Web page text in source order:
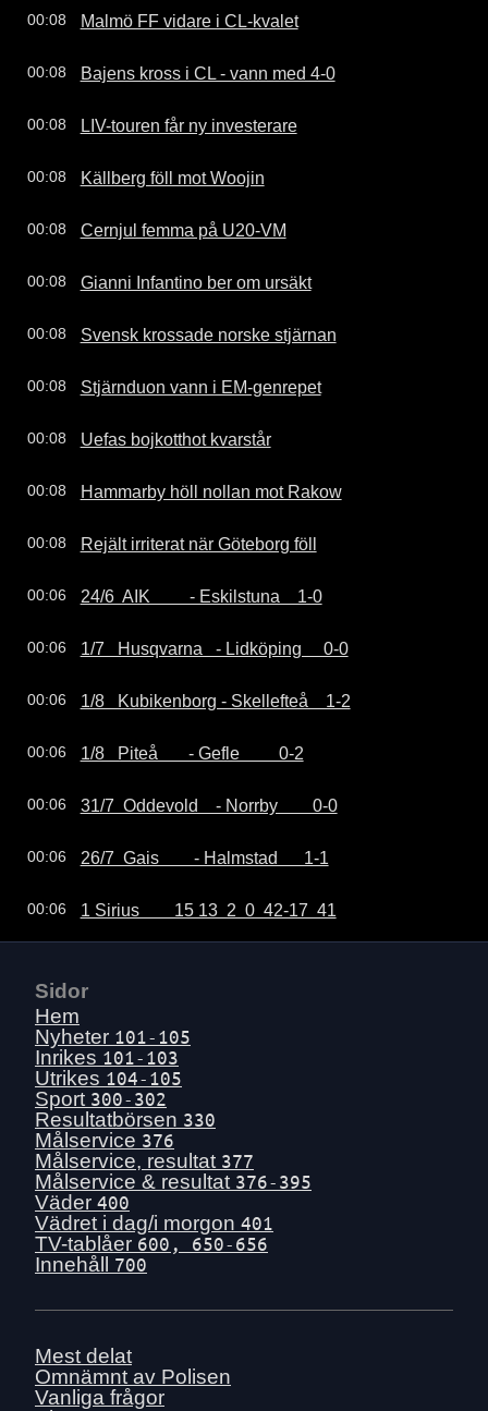
00:08 Malmö FF vidare i CL-kvalet
00:08 Bajens kross i CL - vann med 4-0
00:08 LIV-touren får ny investerare
00:08 Källberg föll mot Woojin
00:08 Cernjul femma på U20-VM
00:08 Gianni Infantino ber om ursäkt
00:08 Svensk krossade norske stjärnan
00:08 Stjärnduon vann i EM-genrepet
00:08 Uefas bojkotthot kvarstår
00:08 Hammarby höll nollan mot Rakow
00:08 Rejält irriterat när Göteborg föll
00:06 24/6  AIK         - Eskilstuna    1-0
00:06 1/7   Husqvarna   - Lidköping     0-0
00:06 1/8   Kubikenborg - Skellefteå    1-2
00:06 1/8   Piteå       - Gefle         0-2
00:06 31/7  Oddevold    - Norrby        0-0
00:06 26/7  Gais        - Halmstad      1-1
00:06 1 Sirius        15 13  2  0  42-17  41
Sidor
Hem
Nyheter 101-105
Inrikes 101-103
Utrikes 104-105
Sport 300-302
Resultatbörsen 330
Målservice 376
Målservice, resultat 377
Målservice & resultat 376-395
Väder 400
Vädret i dag/i morgon 401
TV-tablåer 600, 650-656
Innehåll 700
Mest delat
Omnämnt av Polisen
Vanliga frågor